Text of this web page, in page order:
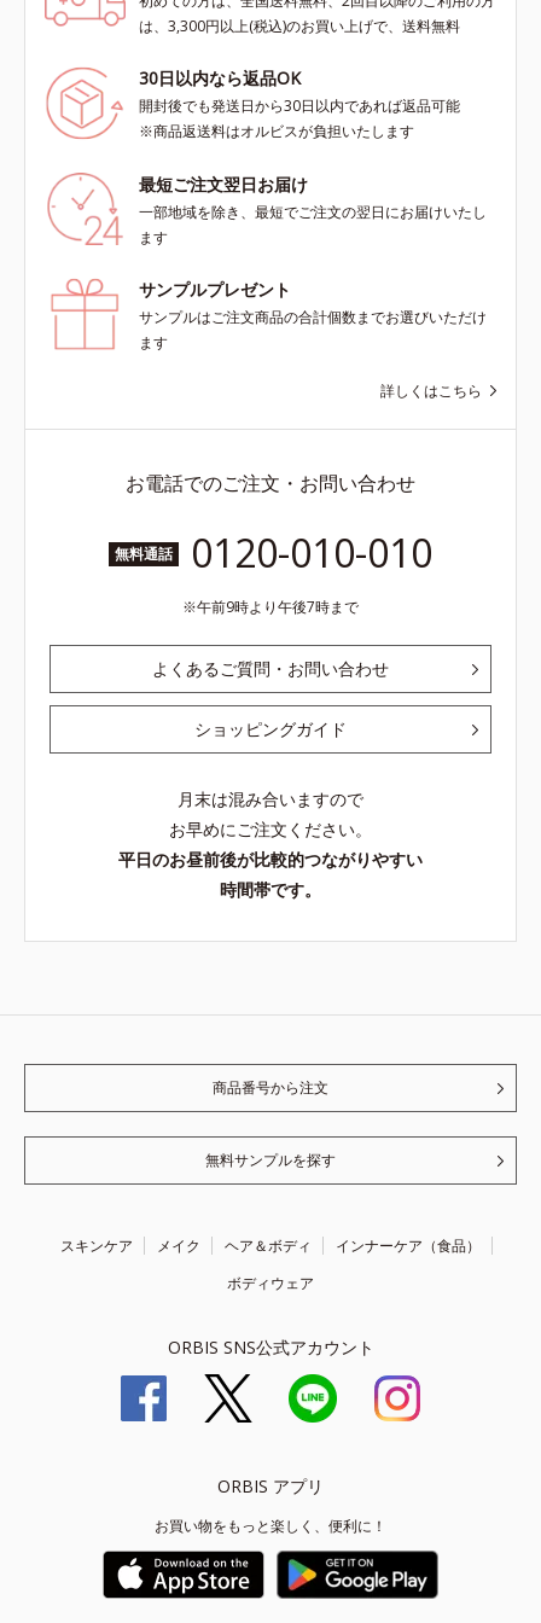
は、3,300円以上(税込)のお買い上げで、送料無料
30日以内なら返品OK
開封後でも発送日から30日以内であれば返品可能
※商品返送料はオルビスが負担いたします
最短ご注文翌日お届け
一部地域を除き、最短でご注文の翌日にお届けいたし
ます
サンプルプレゼント
サンプルはご注文商品の合計個数までお選びいただけ
ます
詳しくはこちら
お電話でのご注文・お問い合わせ
無料通話 0120-010-010
午前9時より午後7時まで
よくあるご質問・お問い合わせ
ショッピングガイド
月末は混み合いますので
お早めにご注文ください。
平日のお昼前後が比較的つながりやすい
時間帯です。
商品番号から注文
無料サンプルを探す
スキンケア メイク ヘア＆ボディ
インナーケア（食品）
ボディウェア
ORBIS SNS公式アカウント
ORBIS アプリ
お買い物をもっと楽しく、便利に！